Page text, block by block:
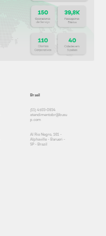
Brasil
(11) 4933-0834
atendimentobr@busu
p.com
Al Rio Negro, 161 -
Alphaville - Barueri -
SP - Brazil